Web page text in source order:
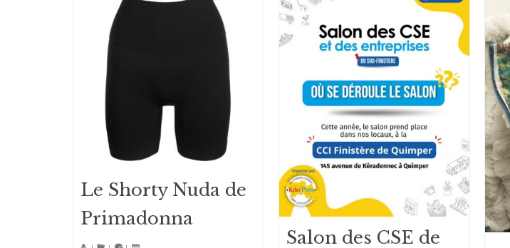
Le Shorty Nuda de
Primadonna
Salon des CSE de